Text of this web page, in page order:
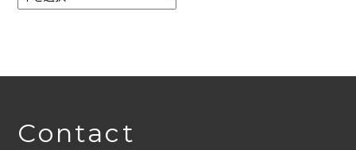
Contact